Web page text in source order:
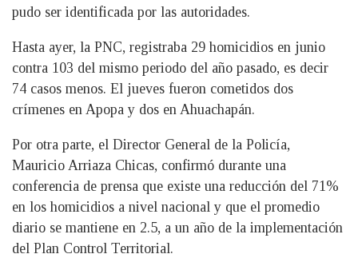
pudo ser identificada por las autoridades.
Hasta ayer, la PNC, registraba 29 homicidios en junio
contra 103 del mismo periodo del año pasado, es decir
74 casos menos. El jueves fueron cometidos dos
crímenes en Apopa y dos en Ahuachapán.
Por otra parte, el Director General de la Policía,
Mauricio Arriaza Chicas, confirmó durante una
conferencia de prensa que existe una reducción del 71%
en los homicidios a nivel nacional y que el promedio
diario se mantiene en 2.5, a un año de la implementación
del Plan Control Territorial.